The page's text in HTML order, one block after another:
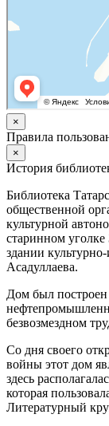
×
Правила
×
История
Библиотека
общественной
культурной
старинном уголке
здании
Асадуллаева.
Дом был построен
безвозмездном
Со дня своего
войны этот дом
здесь
которая
Литературный